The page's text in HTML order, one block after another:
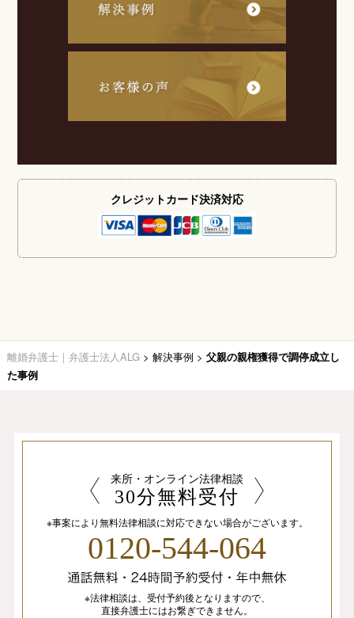
クレジットカード決済対応
離婚弁護士｜弁護士法人ALG > 解決事例 > 父親の親権獲得で調停成立し
た事例
来所・オンライン法律相談
30分無料受付
※事案により無料法律相談に対応できない場合がございます。
0120-544-064
※法律相談は、 受付予約後となりますので、
直接弁護士にはお繋ぎできません。